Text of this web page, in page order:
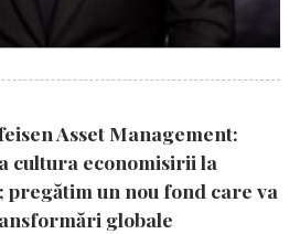
Asset Management:
cultura economisirii la
un nou fond care va
globale